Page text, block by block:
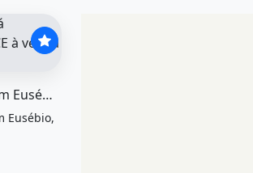
riverside em eusébio&quot; possui
Loteamento Riverside em Eusébio
Eusébio,